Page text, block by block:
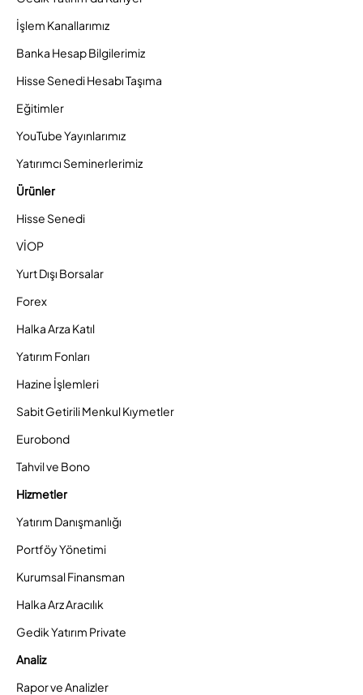
İşlem Kanallarımız
Banka Hesap Bilgilerimiz
Hisse Senedi Hesabı Taşıma
Eğitimler
YouTube Yayınlarımız
Yatırımcı Seminerlerimiz
Ürünler
Hisse Senedi
VİOP
Yurt Dışı Borsalar
Forex
Halka Arza Katıl
Yatırım Fonları
Hazine İşlemleri
Sabit Getirili Menkul Kıymetler
Eurobond
Tahvil ve Bono
Hizmetler
Yatırım Danışmanlığı
Portföy Yönetimi
Kurumsal Finansman
Halka Arz Aracılık
Gedik Yatırım Private
Analiz
Rapor ve Analizler